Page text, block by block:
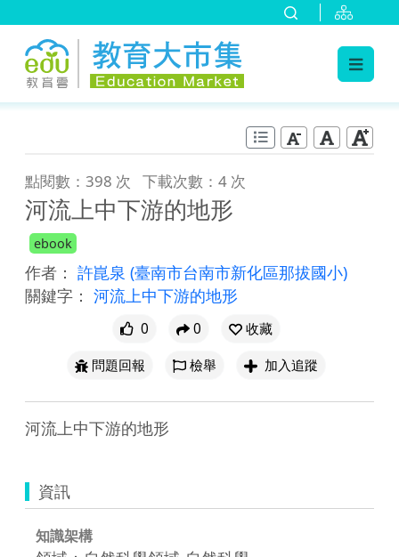
點閱數：398 次 下載次數：4 次
河流上中下游的地形
ebook
作者： 許崑泉 (臺南市台南市新化區那拔國小)
關鍵字： 河流上中下游的地形
0 0
收藏
問題回報
檢舉 加入追蹤
資訊
知識架構